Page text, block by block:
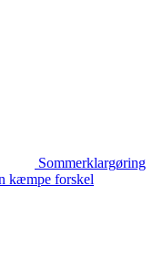
Sommerklargøring
kæmpe forskel